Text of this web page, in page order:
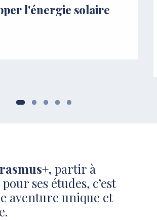
l'énergie solaire
partir à
ses études, c’est
aventure unique et